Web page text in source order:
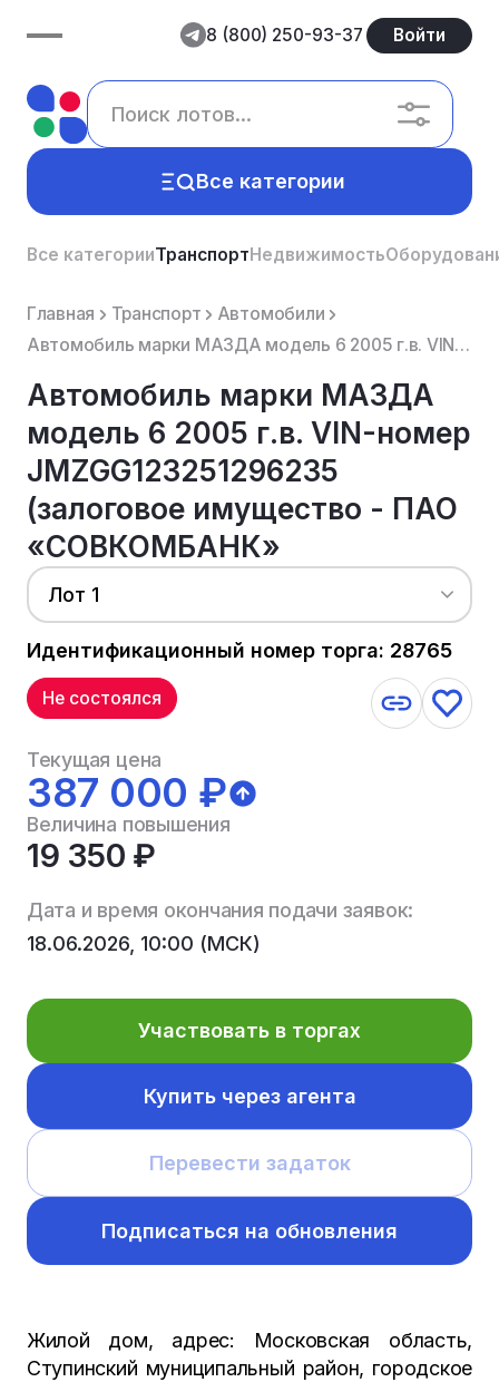
8 (800) 250-93-37 Войти
Все категории
Все категорииТранспортНедвижимость
Главная Транспорт
Автомобили
Автомобиль марки МАЗДА модель 6 2005 г.в. VIN-номер JMZGG123251296235 (залоговое имущество - ПАО «СО...
Автомобиль марки МАЗДА
модель 6 2005 г.в. VIN-номер
JMZGG123251296235
(залоговое имущество - ПАО
«СОВКОМБАНК»
Лот 1
Идентификационный номер торга: 28765
Не состоялся
Текущая цена
387 000 ₽
Величина повышения
19 350 ₽
Дата и время окончания подачи заявок:
18.06.2026, 10:00 (МСК)
Участвовать в торгах
Купить через агента
Перевести задаток
Подписаться на обновления
Жилой дом, адрес: Московская область,
Ступинский муниципальный район, городское